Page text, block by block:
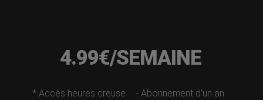
4.99€/SEMAINE
* Accès heures creuse
- Abonnement d’un an